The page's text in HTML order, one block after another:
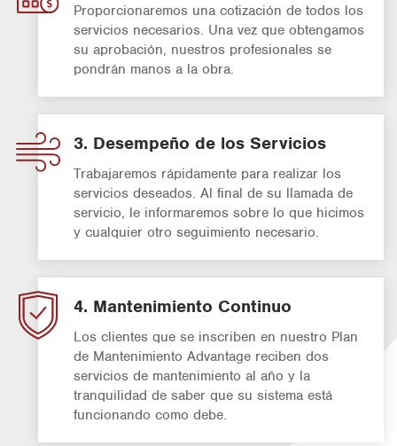
Proporcionaremos una cotización de todos los
servicios necesarios. Una vez que obtengamos
su aprobación, nuestros profesionales se
pondrán manos a la obra.
3. Desempeño de los Servicios
Trabajaremos rápidamente para realizar los
servicios deseados. Al final de su llamada de
servicio, le informaremos sobre lo que hicimos
y cualquier otro seguimiento necesario.
4. Mantenimiento Continuo
Los clientes que se inscriben en nuestro Plan
de Mantenimiento Advantage reciben dos
servicios de mantenimiento al año y la
tranquilidad de saber que su sistema está
funcionando como debe.